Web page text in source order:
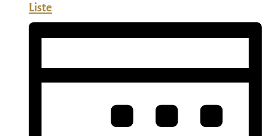
Liste